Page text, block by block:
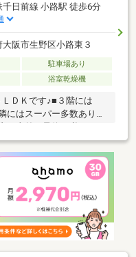
千日前線 小路駅 徒歩6分
大阪市生野区小路東３
駐車場あり
浴室乾燥機
ＤＫです♪■３階には
にはスーパー多数あり、